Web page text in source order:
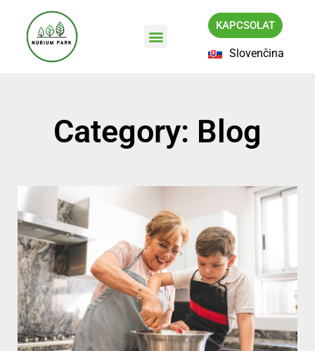
KAPCSOLAT
Slovenčina
Category: Blog